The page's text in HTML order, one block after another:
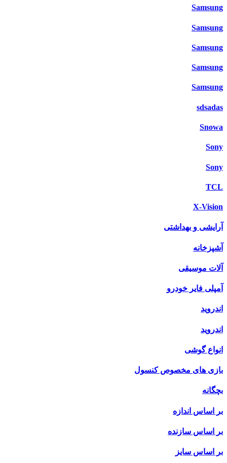
Samsung
Samsung
Samsung
Samsung
Samsung
sdsadas
Snowa
Sony
Sony
TCL
X-Vision
آرایشی و بهداشتی
آشپزخانه
آلات موسیقی
آمپلی فایر خودرو
اندروید
اندروید
انواع گوشی
بازی های مخصوص کنسول
بچگانه
بر اساس اندازه
بر اساس سازنده
بر اساس سایز